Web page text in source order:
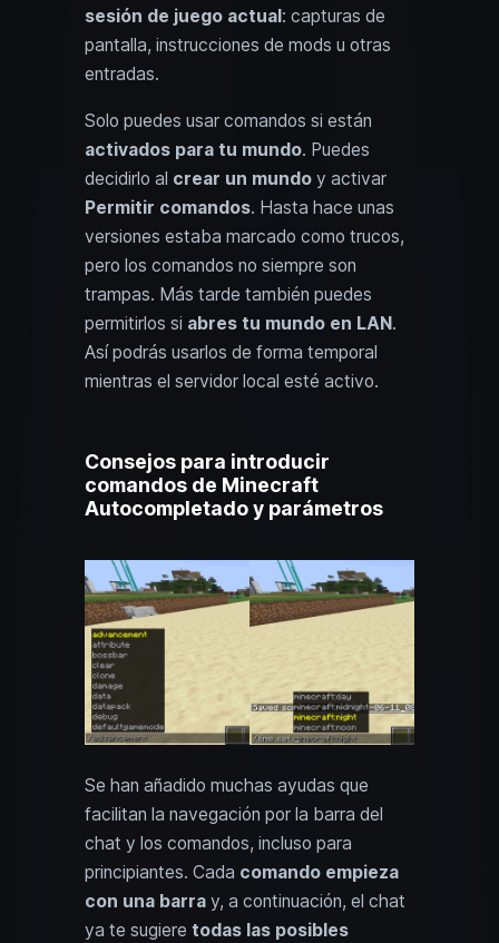
sesión de juego actual: capturas de
pantalla, instrucciones de mods u otras
entradas.
Solo puedes usar comandos si están
activados para tu mundo. Puedes
decidirlo al crear un mundo y activar
Permitir comandos. Hasta hace unas
versiones estaba marcado como trucos,
pero los comandos no siempre son
trampas. Más tarde también puedes
permitirlos si abres tu mundo en LAN.
Así podrás usarlos de forma temporal
mientras el servidor local esté activo.
Consejos para introducir
comandos de Minecraft
Autocompletado y parámetros
Se han añadido muchas ayudas que
facilitan la navegación por la barra del
chat y los comandos, incluso para
principiantes. Cada comando empieza
con una barra y, a continuación, el chat
ya te sugiere todas las posibles